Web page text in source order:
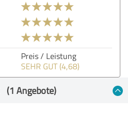
Preis / Leistung
SEHR GUT (4,68)
(1 Angebote)